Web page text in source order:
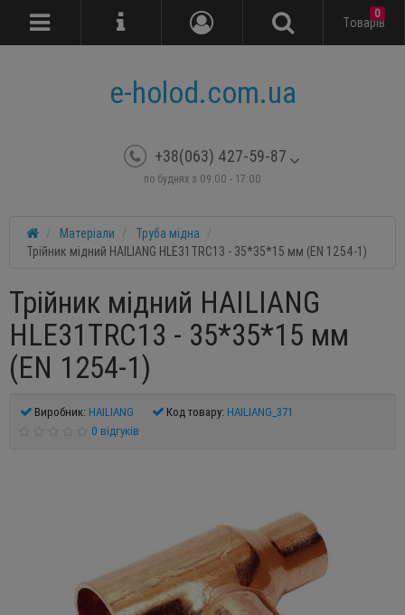
e-holod.com.ua
+38(063) 427-59-87
по буднях з 09:00 - 17:00
Tоварів
0
Матеріали
Труба мідна
Трійник мідний HAILIANG HLE31TRC13 - 35*35*15 мм (EN 1254-1)
Трійник мідний HAILIANG
HLE31TRC13 - 35*35*15 мм
(EN 1254-1)
Виробник: HAILIANG Код товару: HAILIANG_371
0 відгуків